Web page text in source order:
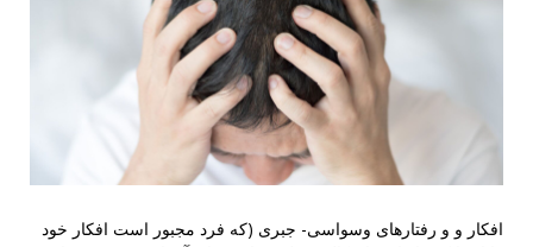
افکار و و رفتارهای وسواسی- جبری (که فرد مجبور است افکار خود